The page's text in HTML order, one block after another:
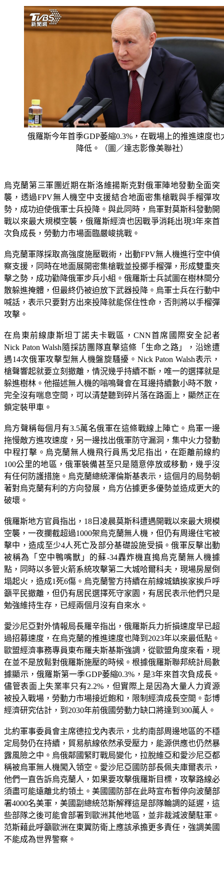
俄羅斯今年首季GDP萎縮0.3%，在戰場上的推進速度也
降低。（圖／達志影像美聯社）
烏克蘭第三軍團近期在斯洛維揚斯克對俄軍陣地發動全面突
襲，透過FPV無人機空中支援結合地面密集槍戰與手榴彈攻
勢，成功迫使俄軍士兵投降。與此同時，烏軍對莫斯科發動開
戰以來最大規模空襲，俄羅斯經濟也因戰爭消耗出現3年來首
次負成長，勞動力市場面臨嚴峻挑戰。
烏克蘭軍隊採取高強度施壓戰術，出動FPV無人機進行空中偵
察支援，同時在地面展開密集槍戰並投擲手榴彈，形成雙重夾
擊之勢，成功勸降俄軍步兵小組。俄羅斯士兵試圖在樹林間分
散躲進掩體，但最終仍被迫放下武器投降。烏軍士兵在行動中
喊話，表示只要對方出來投降就能保住性命，否則將以手榴彈
攻擊。
在烏東前線康斯坦丁諾夫卡戰區，CNN首席國際安全記者
Nick Paton Walsh隨採訪團隊直擊這條「生命之路」，沿途遭
遇14次俄軍攻擊型無人機盤旋騷擾。Nick Paton Walsh表示，
槍聲響起就要立刻撤離，情況幾乎持續不斷，唯一的選擇就是
躲進樹林。他描述無人機的嗡鳴聲會在耳邊持續數小時不散，
完全沒有喘息空間，可以清楚聽到碎片落在路面上，顯然正在
鎖定裝甲車。
烏方聲稱每個月有3.5萬名俄軍在這條戰線上陣亡。烏軍一邊
拖慢敵方進攻速度，另一邊找出俄軍防守漏洞，集中火力發動
中程打擊。烏克蘭無人機飛行員馬戈尼指出，在距離前線約
100公里的地區，俄軍裝備甚至只是隨意停放或移動，幾乎沒
有任何防護措施。烏克蘭總統澤倫斯基表示，這個月的局勢朝
著對烏克蘭有利的方向發展，烏方佔據更多優勢並造成更大的
破壞。
俄羅斯地方官員指出，18日凌晨莫斯科遭遇開戰以來最大規模
空襲，一夜攔截超過1000架烏克蘭無人機，但仍有周邊住宅被
擊中，造成至少4人死亡及部分基礎設施受損。俄軍反擊出動
被稱為「空中鴨嘴獸」的蘇-34轟炸機直搗烏克蘭無人機據
點，同時以多管火箭系統攻擊第二大城哈爾科夫，現場房屋倒
塌起火，造成1死6傷。烏克蘭警方持續在前線城鎮挨家挨戶呼
籲平民撤離，但仍有居民選擇死守家園，有居民表示他們只是
勉強維持生存，已經兩個月沒有自來水。
愛沙尼亞對外情報局長羅辛指出，俄羅斯兵力折損速度早已超
過招募速度，在烏克蘭的推進速度也降到2023年以來最低點。
歐盟經濟事務專員東布羅夫斯基斯強調，從歐盟角度來看，現
在並不是放鬆對俄羅斯施壓的時候。根據俄羅斯聯邦統計局數
據顯示，俄羅斯第一季GDP萎縮0.3%，是3年來首次負成長。
儘管表面上失業率只有2.2%，但實際上是因為大量人力資源
被投入戰場，勞動力市場接近飽和，限制經濟成長空間。彭博
經濟研究估計，到2030年前俄國勞動力缺口將達到300萬人。
北約軍事委員會主席德拉戈內表示，北約南部周邊地區的不穩
定局勢仍在持續，貿易航線依然承受壓力，能源供應也仍然暴
露風險之中。烏俄鄰國緊盯戰局變化，拉脫維亞和愛沙尼亞都
稱被烏軍無人機闖入領空。愛沙尼亞國防部長佩夫庫爾表示，
他們一直告訴烏克蘭人，如果要攻擊俄羅斯目標，攻擊路線必
須盡可能遠離北約領土。美國國防部在此時宣布暫停向波蘭部
署4000名美軍，美國副總統范斯解釋這是部隊輪調的延遲，這
些部隊之後可能會部署到歐洲其他地區，並非裁減波蘭駐軍。
范斯藉此呼籲歐洲在東翼防衛上應該承擔更多責任，強調美國
不能成為世界警察。